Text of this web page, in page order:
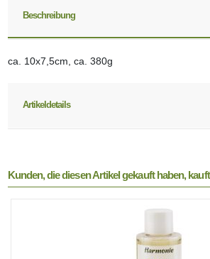
Beschreibung
ca. 10x7,5cm, ca. 380g
Artikeldetails
Kunden, die diesen Artikel gekauft haben,